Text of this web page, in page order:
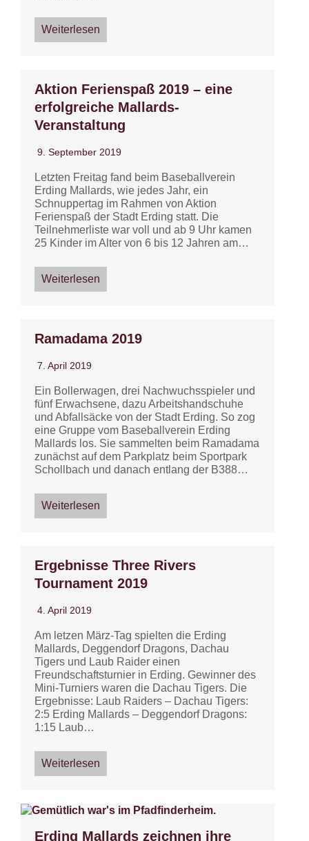
Weiterlesen
Aktion Ferienspaß 2019 – eine
erfolgreiche Mallards-
Veranstaltung
9. September 2019
Letzten Freitag fand beim Baseballverein
Erding Mallards, wie jedes Jahr, ein
Schnuppertag im Rahmen von Aktion
Ferienspaß der Stadt Erding statt. Die
Teilnehmerliste war voll und ab 9 Uhr kamen
25 Kinder im Alter von 6 bis 12 Jahren am…
Weiterlesen
Ramadama 2019
7. April 2019
Ein Bollerwagen, drei Nachwuchsspieler und
fünf Erwachsene, dazu Arbeitshandschuhe
und Abfallsäcke von der Stadt Erding. So zog
eine Gruppe vom Baseballverein Erding
Mallards los. Sie sammelten beim Ramadama
zunächst auf dem Parkplatz beim Sportpark
Schollbach und danach entlang der B388…
Weiterlesen
Ergebnisse Three Rivers
Tournament 2019
4. April 2019
Am letzen März-Tag spielten die Erding
Mallards, Deggendorf Dragons, Dachau
Tigers und Laub Raider einen
Freundschaftsturnier in Erding. Gewinner des
Mini-Turniers waren die Dachau Tigers. Die
Ergebnisse: Laub Raiders – Dachau Tigers:
2:5 Erding Mallards – Deggendorf Dragons:
1:15 Laub…
Weiterlesen
Erding Mallards zeichnen ihre